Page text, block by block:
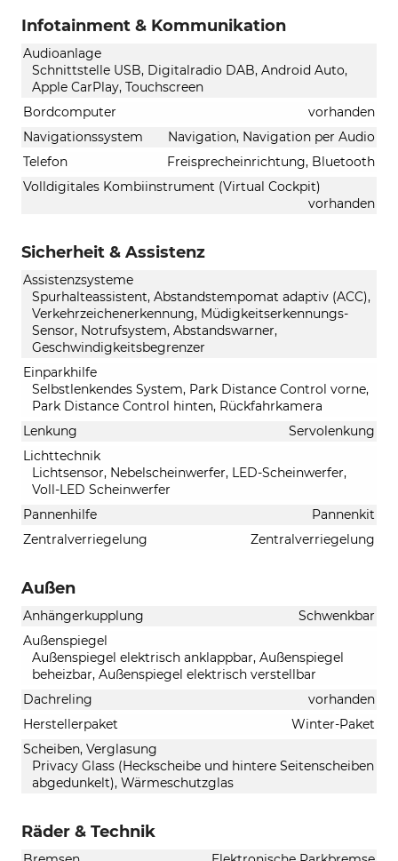
Infotainment & Kommunikation
Audioanlage
Schnittstelle USB, Digitalradio DAB, Android Auto,
Apple CarPlay, Touchscreen
Bordcomputer
vorhanden
Navigationssystem
Navigation, Navigation per Audio
Telefon
Freisprecheinrichtung, Bluetooth
Volldigitales Kombiinstrument (Virtual Cockpit)
vorhanden
Sicherheit & Assistenz
Assistenzsysteme
Spurhalteassistent, Abstandstempomat adaptiv (ACC),
Verkehrzeichenerkennung, Müdigkeitserkennungs-
Sensor, Notrufsystem, Abstandswarner,
Geschwindigkeitsbegrenzer
Einparkhilfe
Selbstlenkendes System, Park Distance Control vorne,
Park Distance Control hinten, Rückfahrkamera
Lenkung
Servolenkung
Lichttechnik
Lichtsensor, Nebelscheinwerfer, LED-Scheinwerfer,
Voll-LED Scheinwerfer
Pannenhilfe
Pannenkit
Zentralverriegelung
Zentralverriegelung
Außen
Anhängerkupplung
Schwenkbar
Außenspiegel
Außenspiegel elektrisch anklappbar, Außenspiegel
beheizbar, Außenspiegel elektrisch verstellbar
Dachreling
vorhanden
Herstellerpaket
Winter-Paket
Scheiben, Verglasung
Privacy Glass (Heckscheibe und hintere Seitenscheiben
abgedunkelt), Wärmeschutzglas
Räder & Technik